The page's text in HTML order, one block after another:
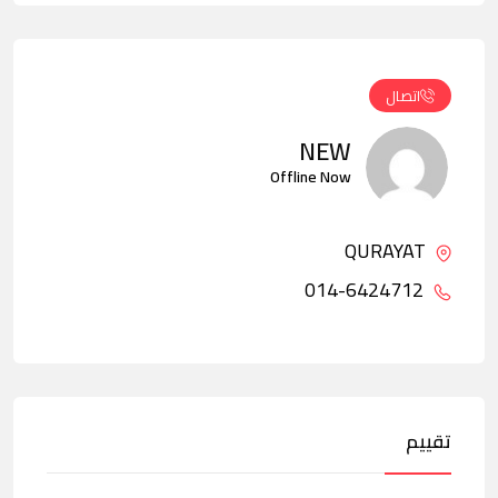
اتصال
NEW
Offline Now
تقييم